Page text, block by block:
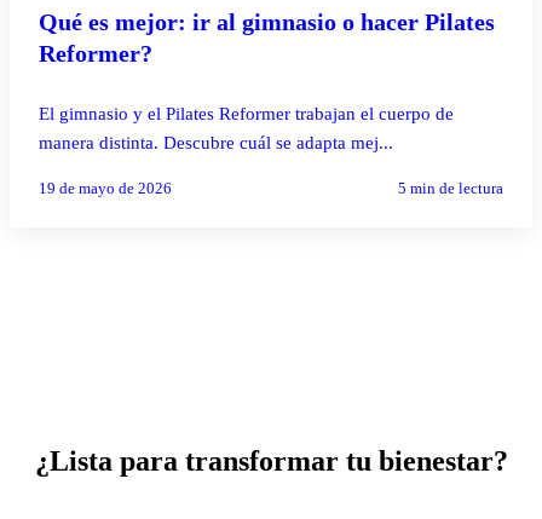
Qué es mejor: ir al gimnasio o hacer Pilates
Reformer?
El gimnasio y el Pilates Reformer trabajan el cuerpo de
manera distinta. Descubre cuál se adapta mej...
19 de mayo de 2026 5 min de lectura
¿Lista para transformar tu bienestar?